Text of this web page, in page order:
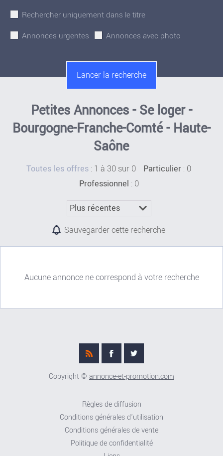
Rechercher uniquement dans le titre
Annonces urgentes
Annonces avec photo
Petites Annonces - Se loger -
Bourgogne-Franche-Comté - Haute-
Saône
Toutes les offres : 1 à 30 sur 0 Particulier : 0
Professionnel : 0
Sauvegarder cette recherche
Aucune annonce ne correspond à votre recherche
Copyright © annonce-et-promotion.com
Règles de diffusion
Conditions générales d'utilisation
Conditions générales de vente
Politique de confidentialité